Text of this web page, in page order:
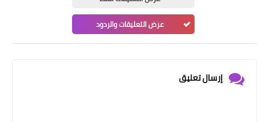
عرض التعليقات والردود
إرسال تعليق